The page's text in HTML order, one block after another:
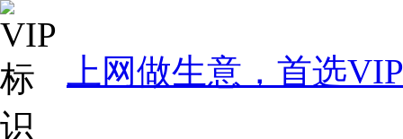
上网做生意，首选